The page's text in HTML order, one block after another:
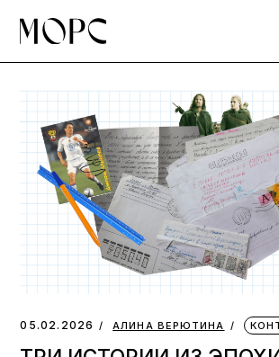
the
05.02.2026 АЛИНА ВЕРЮТИНА